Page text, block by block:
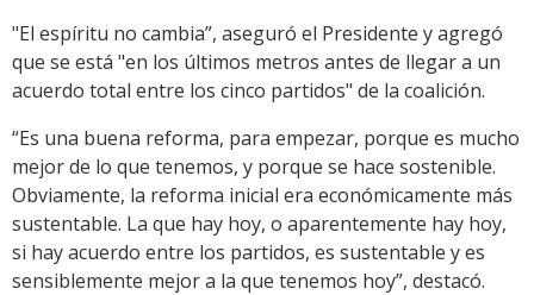
"El espíritu no cambia”, aseguró el Presidente y agregó
que se está "en los últimos metros antes de llegar a un
acuerdo total entre los cinco partidos" de la coalición.
“Es una buena reforma, para empezar, porque es mucho
mejor de lo que tenemos, y porque se hace sostenible.
Obviamente, la reforma inicial era económicamente más
sustentable. La que hay hoy, o aparentemente hay hoy,
si hay acuerdo entre los partidos, es sustentable y es
sensiblemente mejor a la que tenemos hoy”, destacó.